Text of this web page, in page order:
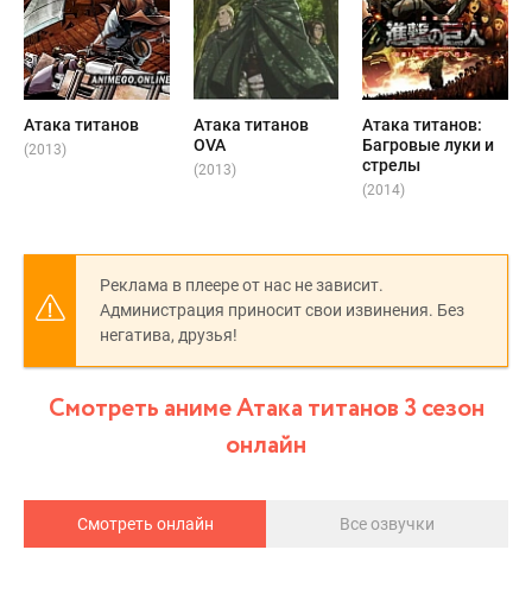
Атака титанов
(2013)
Атака титанов
OVA
(2013)
Атака титанов:
Багровые луки и
стрелы
(2014)
Реклама в плеере от нас не зависит.
Администрация приносит свои извинения. Без
негатива, друзья!
Смотреть аниме Атака титанов 3 сезон
онлайн
Смотреть онлайн Все озвучки